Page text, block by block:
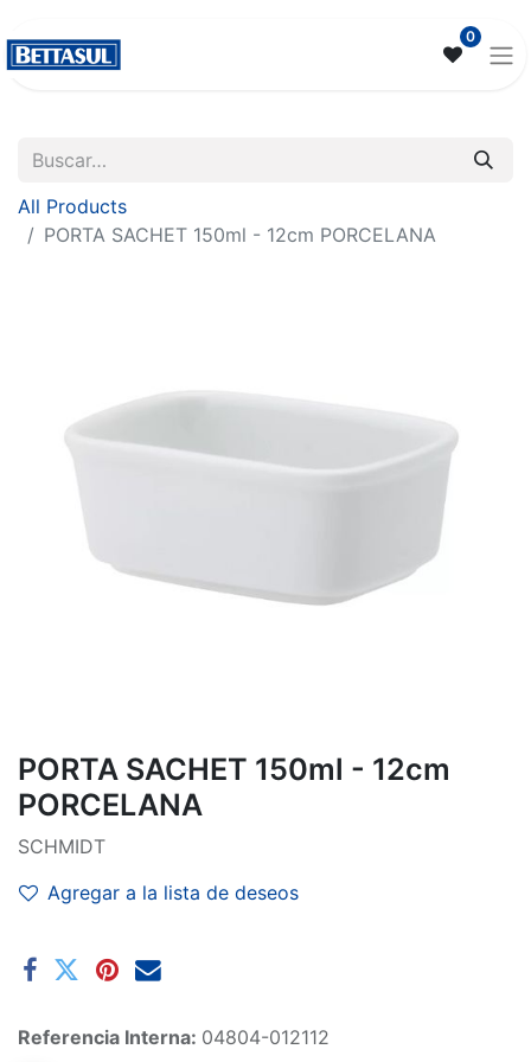
0
All Products
PORTA SACHET 150ml - 12cm PORCELANA
PORTA SACHET 150ml - 12cm
PORCELANA
SCHMIDT
Agregar a la lista de deseos
Referencia Interna: 04804-012112